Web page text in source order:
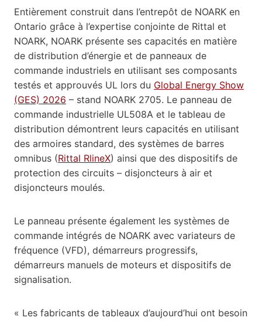
Entièrement construit dans l’entrepôt de NOARK en
Ontario grâce à l’expertise conjointe de Rittal et
NOARK, NOARK présente ses capacités en matière
de distribution d’énergie et de panneaux de
commande industriels en utilisant ses composants
testés et approuvés UL lors du Global Energy Show
(GES) 2026 – stand NOARK 2705. Le panneau de
commande industrielle UL508A et le tableau de
distribution démontrent leurs capacités en utilisant
des armoires standard, des systèmes de barres
omnibus (Rittal RlineX) ainsi que des dispositifs de
protection des circuits – disjoncteurs à air et
disjoncteurs moulés.
Le panneau présente également les systèmes de
commande intégrés de NOARK avec variateurs de
fréquence (VFD), démarreurs progressifs,
démarreurs manuels de moteurs et dispositifs de
signalisation.
« Les fabricants de tableaux d’aujourd’hui ont besoin